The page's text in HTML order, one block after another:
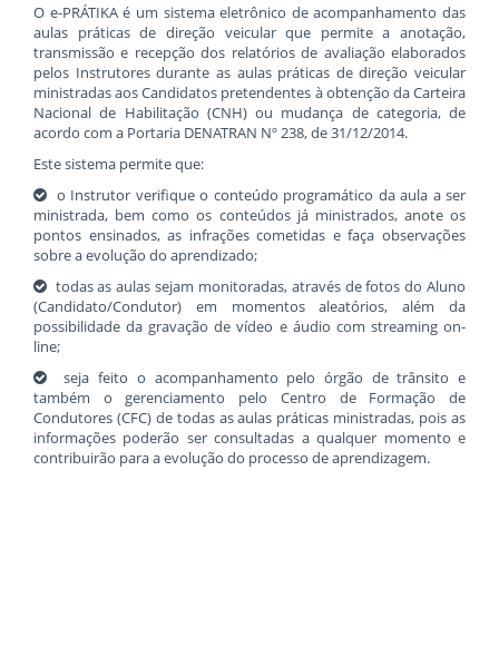
O e-PRÁTIKA é um sistema eletrônico de acompanhamento das
aulas práticas de direção veicular que permite a anotação,
transmissão e recepção dos relatórios de avaliação elaborados
pelos Instrutores durante as aulas práticas de direção veicular
ministradas aos Candidatos pretendentes à obtenção da Carteira
Nacional de Habilitação (CNH) ou mudança de categoria, de
acordo com a Portaria DENATRAN Nº 238, de 31/12/2014.
Este sistema permite que:
o Instrutor verifique o conteúdo programático da aula a ser
ministrada, bem como os conteúdos já ministrados, anote os
pontos ensinados, as infrações cometidas e faça observações
sobre a evolução do aprendizado;
todas as aulas sejam monitoradas, através de fotos do Aluno
(Candidato/Condutor) em momentos aleatórios, além da
possibilidade da gravação de vídeo e áudio com streaming on-
line;
seja feito o acompanhamento pelo órgão de trânsito e
também o gerenciamento pelo Centro de Formação de
Condutores (CFC) de todas as aulas práticas ministradas, pois as
informações poderão ser consultadas a qualquer momento e
contribuirão para a evolução do processo de aprendizagem.